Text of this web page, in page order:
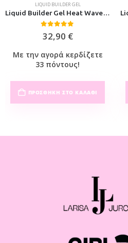
LIQUID BUILDER GEL
Liquid Builder Gel Heat Waves 30ml
0out of 5
32,90 €
Με την αγορά κερδίζετε
33 πόντους!
ΠΡΟΣΘΉΚΗ ΣΤΟ ΚΑΛΆΘΙ